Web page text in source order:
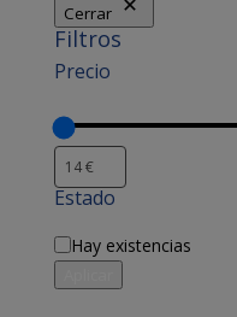
Cerrar
Filtros
Precio
Estado
Disponibilidad
Hay existencias